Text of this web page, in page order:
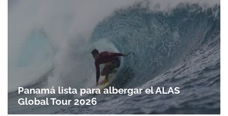
Panamá lista para albergar el ALAS
Global Tour 2026